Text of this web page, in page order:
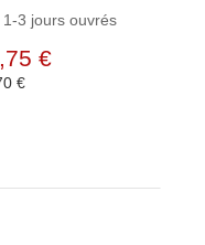
Carrées -
1-3 jours ouvrés
€
€